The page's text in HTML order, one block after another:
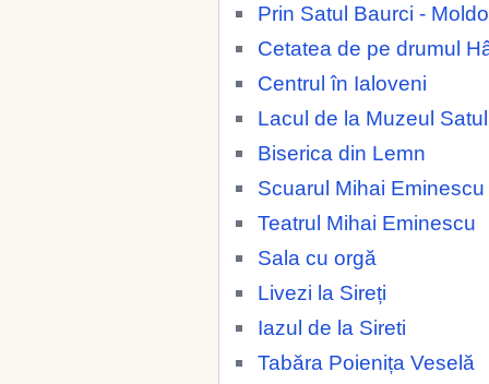
Prin Satul Baurci -
Cetatea de pe drumul
Centrul în Ialoveni
Lacul de la Muzeul
Biserica din Lemn
Scuarul Mihai Eminescu
Teatrul Mihai Eminescu
Sala cu orgă
Livezi la Sireți
Iazul de la Sireti
Tabăra Poienița Veselă